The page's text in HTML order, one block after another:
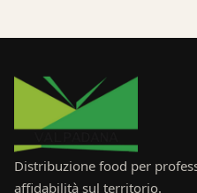
Distribuzione food per
affidabilità sul territorio.